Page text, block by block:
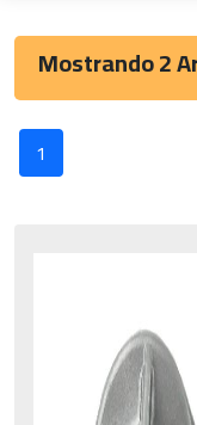
Mostrando 2
Pieza
1